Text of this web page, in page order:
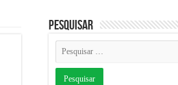
Pesquisar